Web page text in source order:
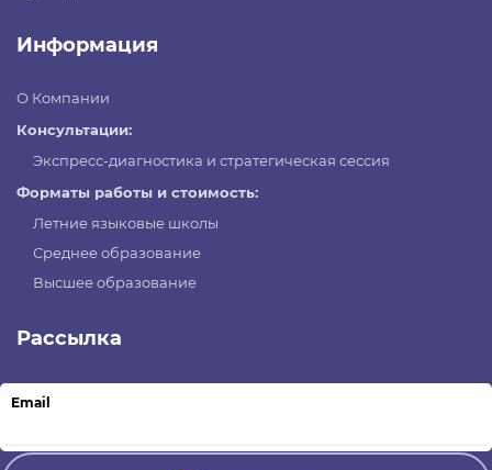
Информация
О Компании
Консультации:
Экспресс-диагностика и стратегическая сессия
Форматы работы и стоимость:
Летние языковые школы
Среднее образование
Высшее образование
Рассылка
Email